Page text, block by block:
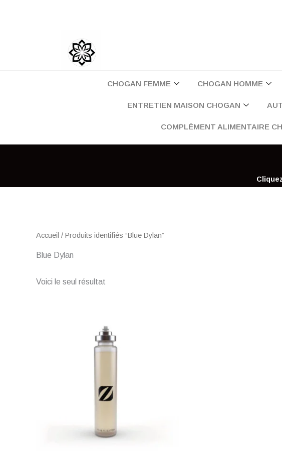
CHOGAN FEMME CHOGAN HOMME
ENTRETIEN MAISON CHOGAN
COMPLÉMENT ALIMENTAIRE
Accueil / Produits identifiés “Blue Dylan”
Blue Dylan
Voici le seul résultat